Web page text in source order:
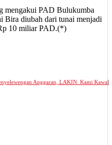
mengakui PAD Bulukumba
Bira diubah dari tunai menjadi
10 miliar PAD.(*)
Anggaran, LAKIN: Kami Kawal